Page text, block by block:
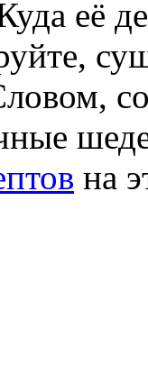
её
на